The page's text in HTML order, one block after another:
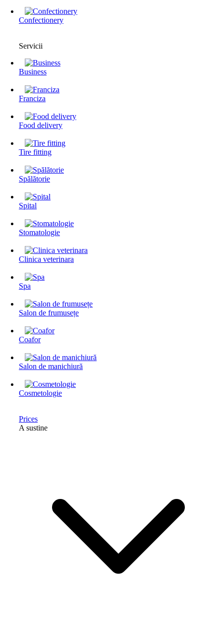
Confectionery
Servicii
Business
Franciza
Food delivery
Tire fitting
Spălătorie
Spital
Stomatologie
Clinica veterinara
Spa
Salon de frumusețe
Coafor
Salon de manichiură
Cosmetologie
Prices
A sustine